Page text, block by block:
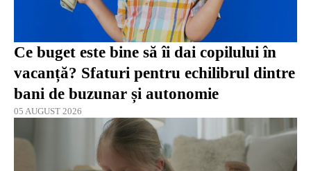
Ce buget este bine să îi dai copilului în
vacanță? Sfaturi pentru echilibrul dintre
bani de buzunar și autonomie
05 AUGUST 2026